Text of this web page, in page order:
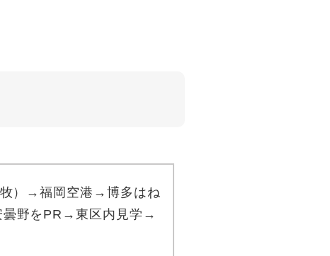
）→福岡空港→博多はね
曇野をPR→東区内見学→